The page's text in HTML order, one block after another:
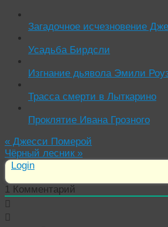
Загадочное исчезновение
Усадьба Бирдсли
Изгнание дьявола Эмили
Трасса смерти в Лыткарино
Проклятие Ивана Грозного
« Джесси Померой
Чёрный лесник »
Login
1 Комментарий